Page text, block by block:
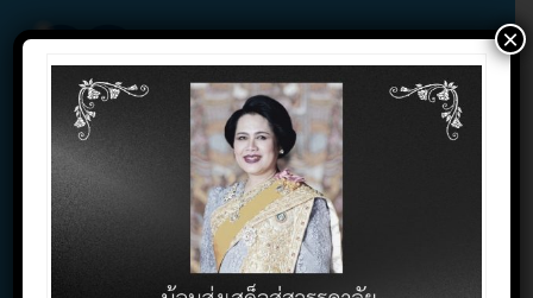
02-732-1900 , 02-732-1800 , 086-325-9004
Contact Click Support Click
×